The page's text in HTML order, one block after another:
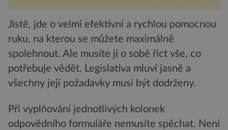
Jistě, jde o velmi efektivní a rychlou pomocnou
ruku, na kterou se můžete maximálně
spolehnout. Ale musíte jí o sobě říct vše, co
potřebuje vědět. Legislativa mluví jasně a
všechny její požadavky musí být dodrženy.
Při vyplňování jednotlivých kolonek
odpovědního formuláře nemusíte spěchat. Není